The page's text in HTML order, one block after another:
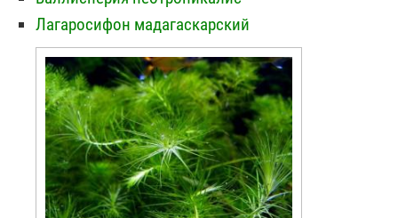
Лагаросифон мадагаскарский